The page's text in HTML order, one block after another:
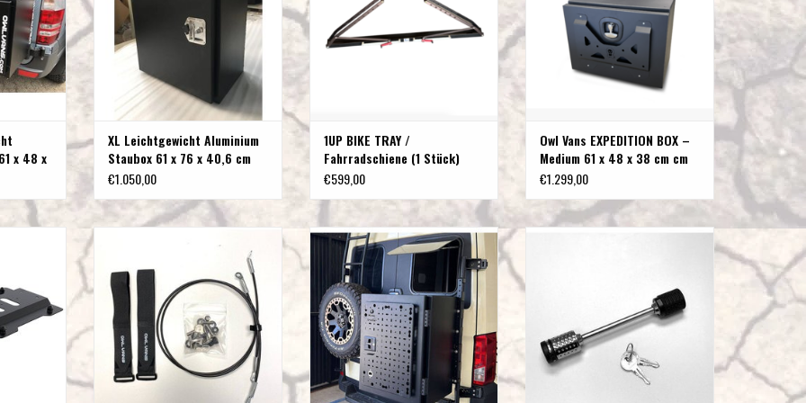
x 48 x
XL Leichtgewicht Aluminium
Staubox 61 x 76 x 40,6 cm
€1.050,00
1UP BIKE TRAY /
Fahrradschiene (1 Stück)
€599,00
Owl Vans EXPEDITION BOX –
Medium 61 x 48 x 38 cm cm
€1.299,00
ZUM WARENKORB HINZUFÜGEN
EXPEDITION BOX – XL 76x48x43 cm
ZUM WARENKORB HINZUFÜGEN
1UP PIN LOCK Schloss zur